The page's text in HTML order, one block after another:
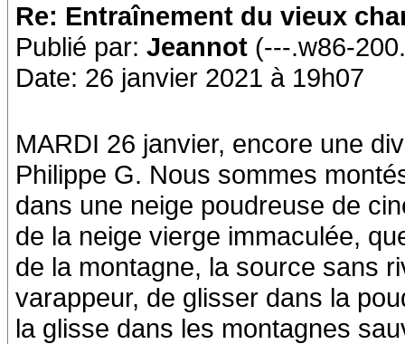
Re: Entraînement du vieux
Publié par: Jeannot (---.w86-
Date: 26 janvier 2021 à 19h07
MARDI 26 janvier, encore une
Philippe G. Nous sommes
dans une neige poudreuse de
de la neige vierge immaculée,
de la montagne, la source sans
varappeur, de glisser dans la
la glisse dans les montagnes